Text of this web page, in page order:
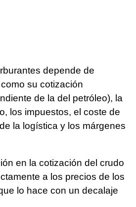
depende de
su cotización
de la del petróleo), la
los impuestos, el coste de
la logística y los márgenes
en la cotización del crudo
a los precios de los
lo hace con un decalaje